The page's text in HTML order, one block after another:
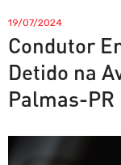
19/07/2024
Condutor
Detido na
Palmas-PR